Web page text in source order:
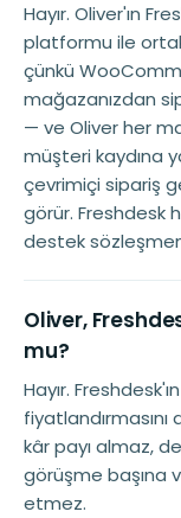
Hayır. Oliver'ın
platformu ile
çünkü
mağazanızdan
— ve Oliver her
müşteri kaydına
çevrimiçi sipariş
görür. Freshdesk
destek
Oliver,
mu?
Hayır.
kâr payı almaz,
görüşme başına
etmez.